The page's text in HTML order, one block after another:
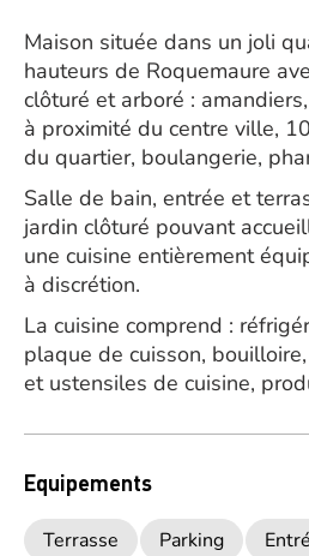
Maison située dans un joli
hauteurs de Roquemaure
clôturé et arboré :
à proximité du centre ville,
du quartier, boulangerie,
Salle de bain, entrée et
jardin clôturé pouvant
une cuisine entièrement
à discrétion.
La cuisine comprend :
plaque de cuisson,
et ustensiles de cuisine,
Equipements
Terrasse Parking